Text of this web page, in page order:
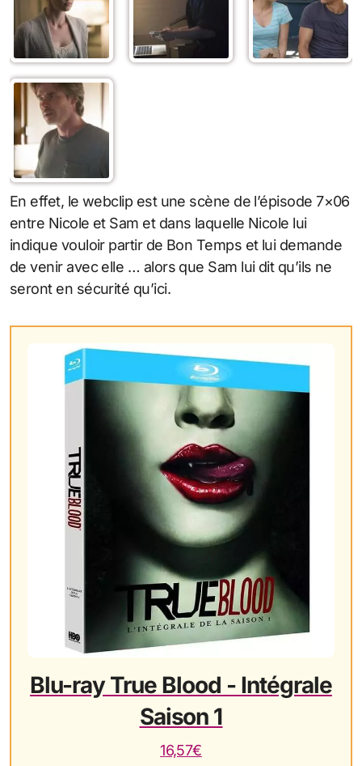
En effet, le webclip est une scène de l’épisode 7×06
entre Nicole et Sam et dans laquelle Nicole lui
indique vouloir partir de Bon Temps et lui demande
de venir avec elle … alors que Sam lui dit qu’ils ne
seront en sécurité qu’ici.
Blu-ray True Blood - Intégrale
Saison 1
16,57€